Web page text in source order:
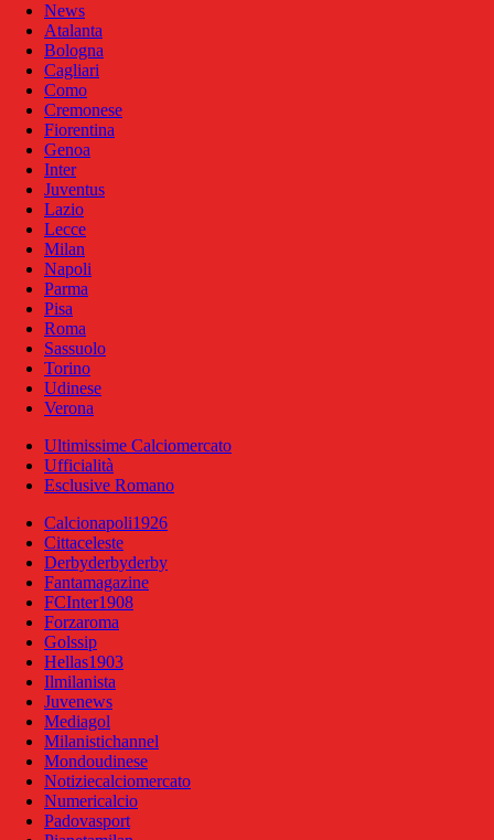
News
Atalanta
Bologna
Cagliari
Como
Cremonese
Fiorentina
Genoa
Inter
Juventus
Lazio
Lecce
Milan
Napoli
Parma
Pisa
Roma
Sassuolo
Torino
Udinese
Verona
Ultimissime Calciomercato
Ufficialità
Esclusive Romano
Calcionapoli1926
Cittaceleste
Derbyderbyderby
Fantamagazine
FCInter1908
Forzaroma
Golssip
Hellas1903
Ilmilanista
Juvenews
Mediagol
Milanistichannel
Mondoudinese
Notiziecalciomercato
Numericalcio
Padovasport